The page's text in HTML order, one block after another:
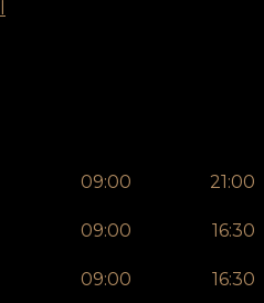
09:00 21:00
09:00 16:30
09:00 16:30